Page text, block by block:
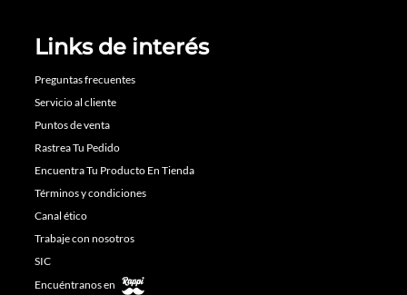
Links de interés
Preguntas frecuentes
Servicio al cliente
Puntos de venta
Rastrea Tu Pedido
Encuentra Tu Producto En Tienda
Términos y condiciones
Canal ético
Trabaje con nosotros
SIC
Encuéntranos en